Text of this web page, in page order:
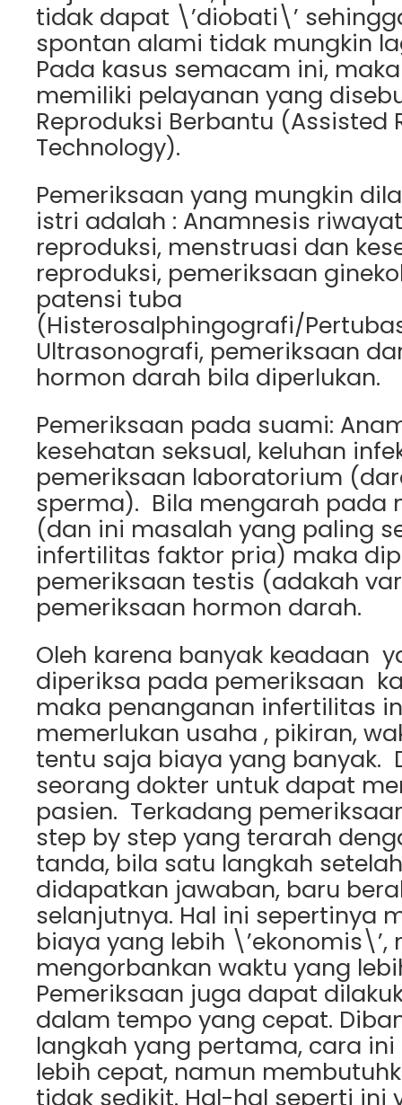
tidak dapat \’diobati\’
spontan alami tidak mungkin
Pada kasus semacam ini,
memiliki pelayanan yang
Reproduksi Berbantu (Assisted
Technology).
Pemeriksaan yang mungkin
istri adalah : Anamnesis
reproduksi, menstruasi dan
reproduksi, pemeriksaan
patensi tuba
(Histerosalphingografi/
Ultrasonografi, pemeriksaan
hormon darah bila diperlukan.
Pemeriksaan pada suami:
kesehatan seksual, keluhan
pemeriksaan laboratorium
sperma). Bila mengarah pada
(dan ini masalah yang paling
infertilitas faktor pria) maka
pemeriksaan testis (adakah
pemeriksaan hormon darah.
Oleh karena banyak keadaan
diperiksa pada pemeriksaan
maka penanganan infertilitas
memerlukan usaha , pikiran,
tentu saja biaya yang banyak.
seorang dokter untuk dapat
pasien. Terkadang
step by step yang terarah
tanda, bila satu langkah
didapatkan jawaban, baru
selanjutnya. Hal ini sepertinya
biaya yang lebih \’ekonomis\’,
mengorbankan waktu yang
Pemeriksaan juga dapat
dalam tempo yang cepat.
langkah yang pertama, cara
lebih cepat, namun
tidak sedikit. Hal-hal seperti ini